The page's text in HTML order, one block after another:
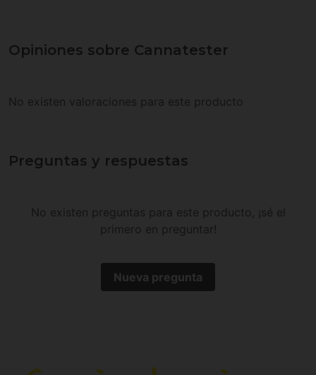
Opiniones sobre Cannatester
No existen valoraciones para este producto
Preguntas y respuestas
No existen preguntas para este producto, ¡sé el
primero en preguntar!
Nueva pregunta